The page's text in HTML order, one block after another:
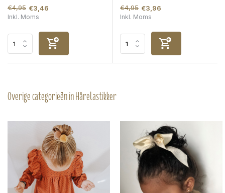
€4,95 €3,46
Inkl. Moms
€4,95 €3,96
Inkl. Moms
Overige categorieën in Hårelastikker